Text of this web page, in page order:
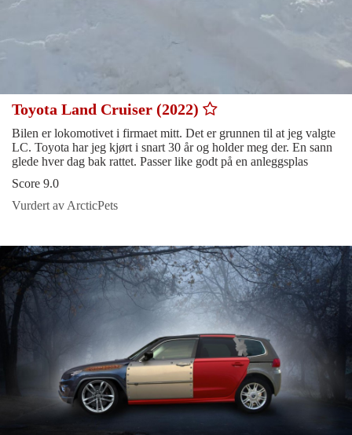
Toyota Land Cruiser (2022)
Bilen er lokomotivet i firmaet mitt. Det er grunnen til at jeg valgte
LC. Toyota har jeg kjørt i snart 30 år og holder meg der. En sann
glede hver dag bak rattet. Passer like godt på en anleggsplas
Score 9.0
Vurdert av ArcticPets